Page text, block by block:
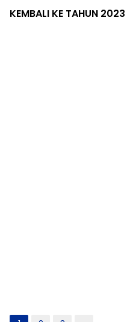
KEMBALI KE TAHUN 2023